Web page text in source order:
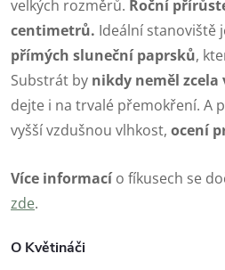
velkých rozměrů. Roční
centimetrů. Ideální stanoviště
přímých sluneční paprsků,
Substrát by nikdy neměl
dejte i na trvalé přemokření. A
vyšší vzdušnou vlhkost, ocení
Více informacío fíkusech se
zde.
O Květináči